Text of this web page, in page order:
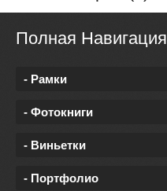
Полная Навигация
- Рамки
- Фотокниги
- Виньетки
- Портфолио